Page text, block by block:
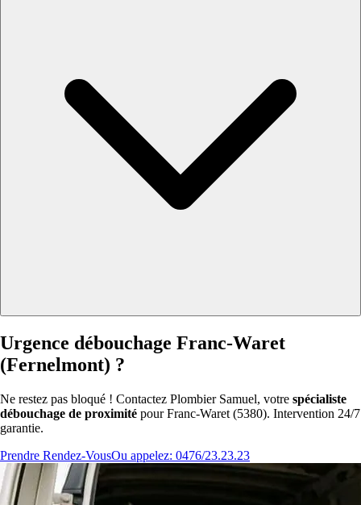
Urgence débouchage Franc-Waret
(Fernelmont) ?
Ne restez pas bloqué ! Contactez Plombier Samuel, votre spécialiste
débouchage de proximité pour Franc-Waret (5380). Intervention 24/7
garantie.
Prendre Rendez-VousOu appelez: 0476/23.23.23